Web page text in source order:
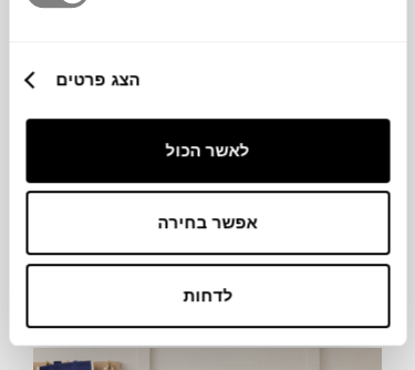
הצג פרטים
לאשר הכול
אפשר בחירה
לדחות
CROW CANYON